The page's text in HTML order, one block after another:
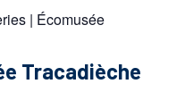
| Écomusée
Tracadièche